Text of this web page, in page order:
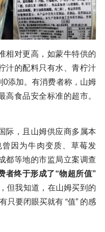
相对更高，如蒙牛特供的
汁的配料只有水、青柠汁
添加。有消费者称，山姆
高食品安全标准的超市。
际，且山姆供应商多属本
因为牛肉变质、草莓发
都等地的市监局立案调查
者终于形成了“物超所值”
但我知道，在山姆买到的
只要闭眼买就有 “值” 的感